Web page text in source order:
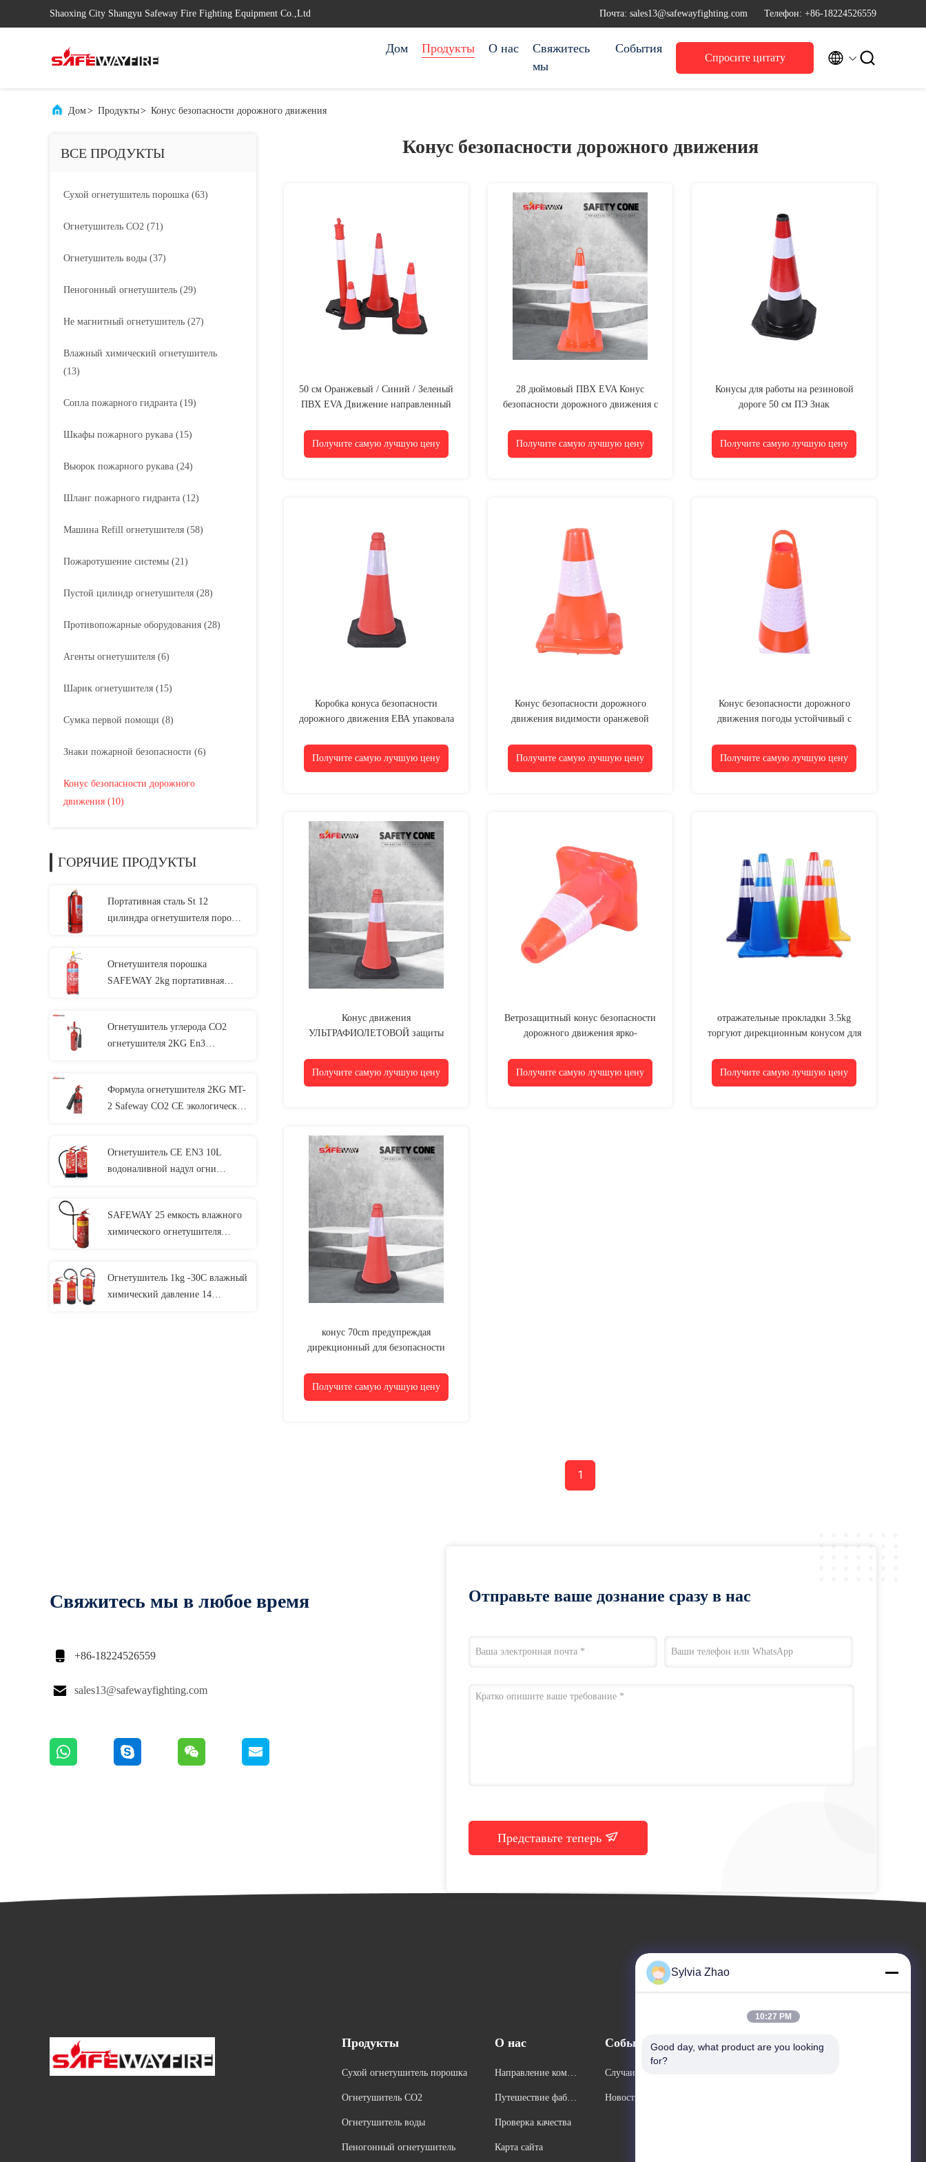
Shaoxing City Shangyu Safeway Fire Fighting Equipment Co.,Ltd Почта: sales13@safewayfighting.com Телефон: +86-18224526559
Дом Продукты О нас
Свяжитесь
мы
События
Спросите цитату  
Дом> Продукты> Конус безопасности дорожного движения
ВСЕ ПРОДУКТЫ
Сухой огнетушитель порошка (63)
Огнетушитель СО2 (71)
Огнетушитель воды (37)
Пеногонный огнетушитель (29)
Не магнитный огнетушитель (27)
Влажный химический огнетушитель
(13)
Сопла пожарного гидранта (19)
Шкафы пожарного рукава (15)
Вьюрок пожарного рукава (24)
Шланг пожарного гидранта (12)
Машина Refill огнетушителя (58)
Пожаротушение системы (21)
Пустой цилиндр огнетушителя (28)
Противопожарные оборудования (28)
Агенты огнетушителя (6)
Шарик огнетушителя (15)
Сумка первой помощи (8)
Знаки пожарной безопасности (6)
Конус безопасности дорожного
движения (10)
ГОРЯЧИЕ ПРОДУКТЫ
Портативная сталь St 12
цилиндра огнетушителя порошка
Огнетушителя порошка
SAFEWAY 2kg портативная
Огнетушитель углерода СО2
огнетушителя 2KG En3
Формула огнетушителя 2KG MT-
2 Safeway СО2 CE экологически
Огнетушитель CE EN3 10L
водоналивной надул огни
SAFEWAY 25 емкость влажного
химического огнетушителя
Огнетушитель 1kg -30C влажный
химический давление 14
Конус безопасности дорожного движения
50 см Оранжевый / Синий / Зеленый
ПВХ EVA Движение направленный
Получите самую лучшую цену
28 дюймовый ПВХ EVA Конус
безопасности дорожного движения с
Получите самую лучшую цену
Конусы для работы на резиновой
дороге 50 см ПЭ Знак
Получите самую лучшую цену
Коробка конуса безопасности
дорожного движения ЕВА упаковала
Получите самую лучшую цену
Конус безопасности дорожного
движения видимости оранжевой
Получите самую лучшую цену
Конус безопасности дорожного
движения погоды устойчивый с
Получите самую лучшую цену
Конус движения
УЛЬТРАФИОЛЕТОВОЙ защиты
Получите самую лучшую цену
Ветрозащитный конус безопасности
дорожного движения ярко-
Получите самую лучшую цену
отражательные прокладки 3.5kg
торгуют дирекционным конусом для
Получите самую лучшую цену
конус 70cm предупреждая
дирекционный для безопасности
Получите самую лучшую цену
1
Свяжитесь мы в любое время
 +86-18224526559
 sales13@safewayfighting.com
Отправьте ваше дознание сразу в нас
Представьте теперь
Продукты
Сухой огнетушитель порошка
Огнетушитель СО2
Огнетушитель воды
Пеногонный огнетушитель
О нас
Направление компа
Путешествие фабри
Проверка качества
Карта сайта
События
Случаи
Новости
Спросите цитату
Sylvia Zhao
10:27 PM
Good day, what product are you looking
for?